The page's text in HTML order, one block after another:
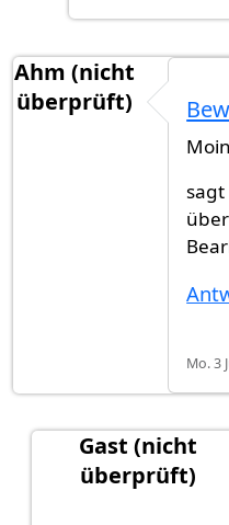
Ahm (nicht
überprüft)
Mo. 3
Gast (nicht
überprüft)